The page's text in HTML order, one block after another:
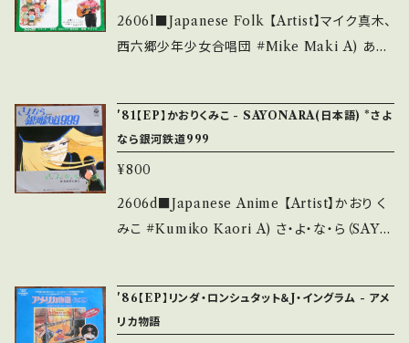
■状態・説明 / 発送について■■■ をご覧くだ
さい。 https://onbankutsu.thebase.in/item
確認ください。 ___
*中古という事をご理解して頂ける方のご購入を
お願い致します。 Please purchase it if you
ご覧ください。 https://onbankutsu.thebase.i
n/items/14252144 お知らせ等は、About 画
*盤スレ多 _____________________
____ 【About the state/状態説明】 S・新品
多く痛み多 *その他、+ - で補足しています。 *中
古という事をご理解して頂ける方のご購入をお
願い致します。 Please purchase it if you u
nderstand that it is second hand. *詳しく
は ■■■状態・説明 / 発送について■■■ を
面にてご確認ください。 ___
2606l■Japanese Folk 【Artist】マイク真木、
西六郷少年少女合唱団 #Mike Maki A) あふ
『みんなのうた』 ■参考視聴■ - 【Condition】
Jacket/Record：B/B- (国内盤) *ジャケしわ
_________________________ 【Ab
out the state/状態説明】 S・新品未開封など
A・綺麗・キズ等も無く、痛みも薄い B・多少痛
事をご理解して頂ける方のご購入をお願い致し
ます。 Please purchase it if you understan
'81【EP】かおりくみこ - SAYONARA(日本語) *さよ
なら銀河鉄道999
¥800
2606d■Japanese Anime 【Artist】かおり く
みこ #Kumiko Kaori A) さ・よ・な・ら（SAYO
ア *アニメ映画「さよなら銀河鉄道999」日本語
歌詞Ver ■参考視聴■ https://youtu.be/6-
'86【EP】リンダ・ロンシュタット＆J・イングラム - アメ
リカ物語